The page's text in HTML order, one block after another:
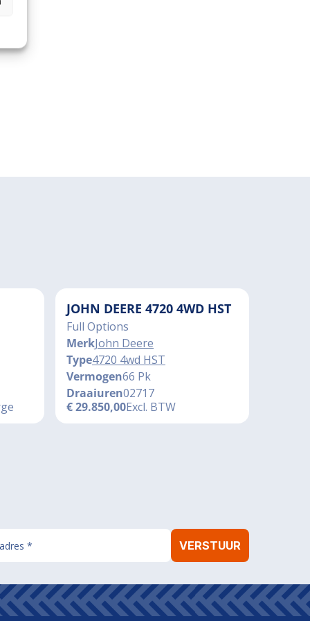
JOHN DEERE 4720 4WD HST
Full Options
MerkJohn Deere
Type4720 4wd HST
Vermogen66 Pk
Draaiuren02717
€29.850,00Excl. BTW